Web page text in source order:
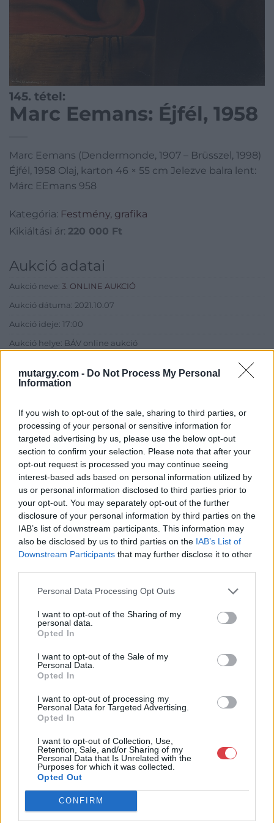
mutargy.com - Do Not Process My Personal
Information
If you wish to opt-out of the sale, sharing to third parties, or
processing of your personal or sensitive information for
targeted advertising by us, please use the below opt-out
section to confirm your selection. Please note that after your
opt-out request is processed you may continue seeing
interest-based ads based on personal information utilized by
us or personal information disclosed to third parties prior to
your opt-out. You may separately opt-out of the further
disclosure of your personal information by third parties on the
IAB’s list of downstream participants. This information may
also be disclosed by us to third parties on the IAB’s List of
Downstream Participants that may further disclose it to other
Personal Data Processing Opt Outs
I want to opt-out of the Sharing of my
personal data.
Opted In
I want to opt-out of the Sale of my
Personal Data.
Opted In
I want to opt-out of processing my
Personal Data for Targeted Advertising.
Opted In
I want to opt-out of Collection, Use,
Retention, Sale, and/or Sharing of my
Personal Data that Is Unrelated with the
Purposes for which it was collected.
Opted Out
CONFIRM
145. tétel:
Marc Eemans: Éjfél, 1958
Marc Eemans (Dendermonde, 1907 – Brüsszel, 1998)
Éjfél, 1958 Olaj, karton 46 × 55 cm Jelezve balra lent:
Márc EEmans 958
Kategória: Festmény, grafika
Kikiáltási ár: 220 000 Ft
Aukció adatai
Aukció neve: 3. ONLINE AUKCIÓ
Aukció dátuma: 2021.10.07
Aukció ideje: 17:00
Aukció helye: BÁV online aukció
Eladó:
BÁV ART Aukciósház és
Cím: BÁV ZRt.
1027 Budapest, Csalogány u.
23-33.
Telefon: (06 1) 331 0513
Weboldal: http://bav-art.hu
Bemutatkozás: Az ország legnagyobb múltú, 240 esztendeje
jogfolytonosan működő magyar vállalkozásaként a BÁV ZRt.
óriási tapasztalatával, szakmai tekintélyével és
megbízhatóságával hagyományosan a magyar
megújult BÁV Aukciósház mára a magyarországi
és árverési központtá vált. . Hazánk legnagyobb
műkereskedelmi üzlethálózatával rendelkező BÁV ZRt.
eladni, vagy venni kívánók rendelkezésére.
KAPCSOLÓDÓ MŰTÁRGYAK